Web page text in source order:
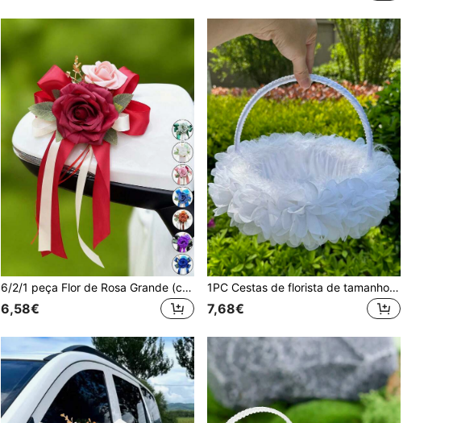
6/2/1 peça Flor de Rosa Grande (com ventosa) para decoração de carro, adequada para decoração de espelho retrovisor de casamento, presente com fita, decoração de encosto de cadeira para corredor de festa de casamento em casa
6,58€
1PC Cestas de florista de tamanho grande para casamentos Cesta de casamento de fadas Pétala de marfim Confete Doces Suprimentos para festa Cesta de frutas Decoração para casa
7,68€